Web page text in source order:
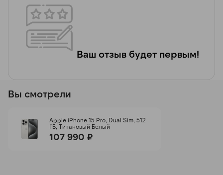
Ваш отзыв будет первым!
Вы смотрели
Apple iPhone 15 Pro, Dual Sim, 512
ГБ, Титановый Белый
107 990 ₽